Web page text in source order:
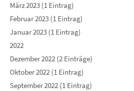
März 2023 (1 Eintrag)
Februar 2023 (1 Eintrag)
Januar 2023 (1 Eintrag)
2022
Dezember 2022 (2 Einträge)
Oktober 2022 (1 Eintrag)
September 2022 (1 Eintrag)